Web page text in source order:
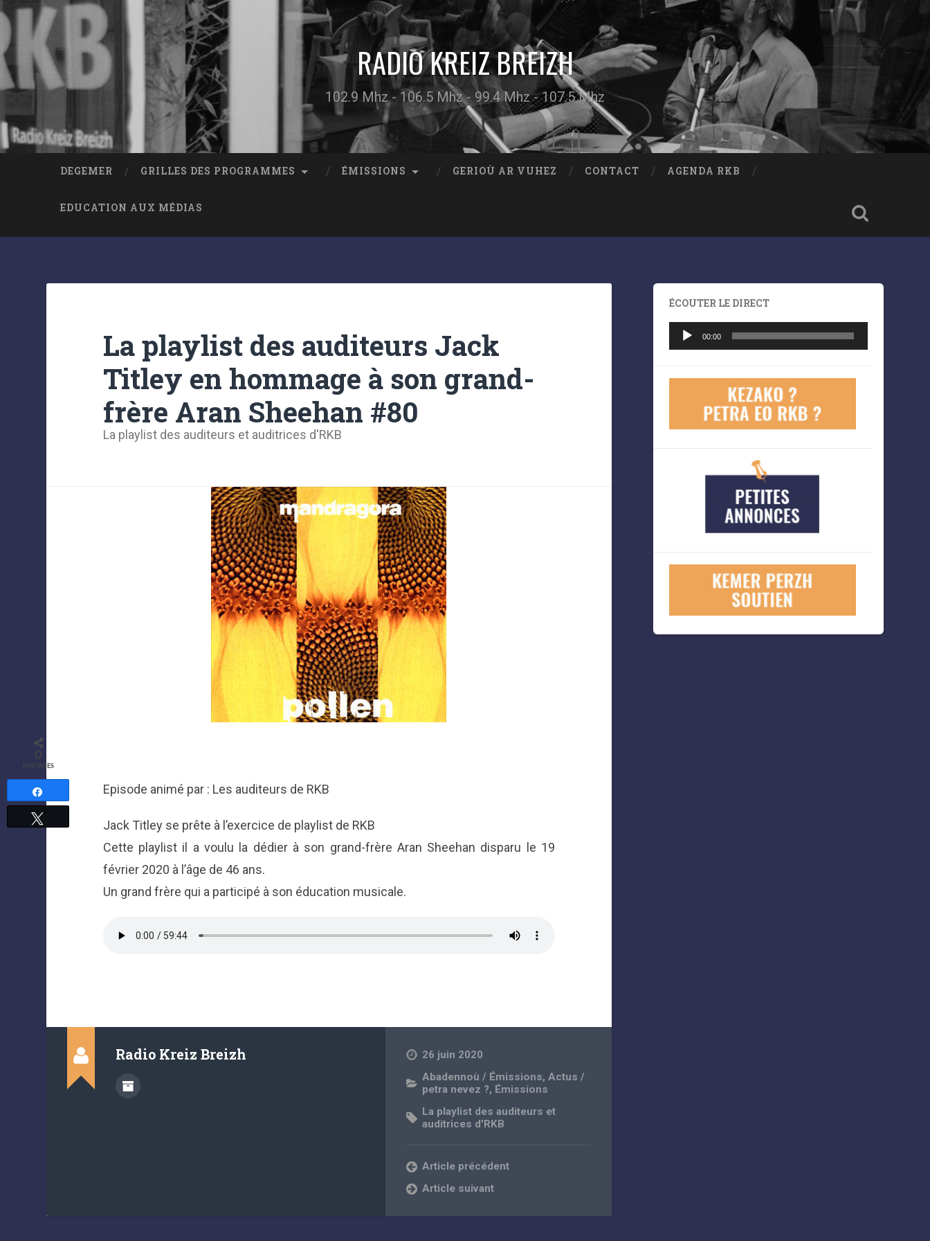
RADIO KREIZ BREIZH
102.9 Mhz - 106.5 Mhz - 99.4 Mhz - 107.5 Mhz
DEGEMER GRILLES DES PROGRAMMES ÉMISSIONS GERIOÙ AR VUHEZ CONTACT AGENDA RKB
EDUCATION AUX MÉDIAS
La playlist des auditeurs Jack
Titley en hommage à son grand-
frère Aran Sheehan #80
La playlist des auditeurs et auditrices d'RKB
Episode animé par : Les auditeurs de RKB
Jack Titley se prête à l’exercice de playlist de RKB
Cette playlist il a voulu la dédier à son grand-frère Aran Sheehan disparu le 19
février 2020 à l’âge de 46 ans.
Un grand frère qui a participé à son éducation musicale.
Radio Kreiz Breizh
26 juin 2020
Abadennoù / Émissions,Actus /
petra nevez ?, Émissions
La playlist des auditeurs et
auditrices d'RKB
Article précédent
Article suivant
ÉCOUTER LE DIRECT
Lecteur
audio
00:00
PARTAGES